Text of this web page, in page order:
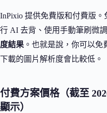
InPixio 提供免費版和付費版
行 AI 去背、使用手動筆刷微
度結果 。也就是說，你可以
下載的圖片解析度會比較低。
付費方案價格（截至
顯示）